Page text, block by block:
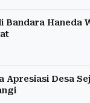
Bandara Haneda
Apresiasi Desa